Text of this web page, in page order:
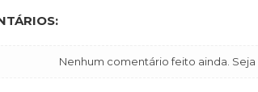
Nenhum comentário feito ainda.